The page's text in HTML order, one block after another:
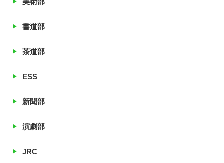
美術部
書道部
茶道部
ESS
新聞部
演劇部
JRC